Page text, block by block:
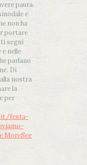
paura.
e
non ha
portare
segni
nelle
parlano
Di
nostra
la
per
festa-
MoreSee